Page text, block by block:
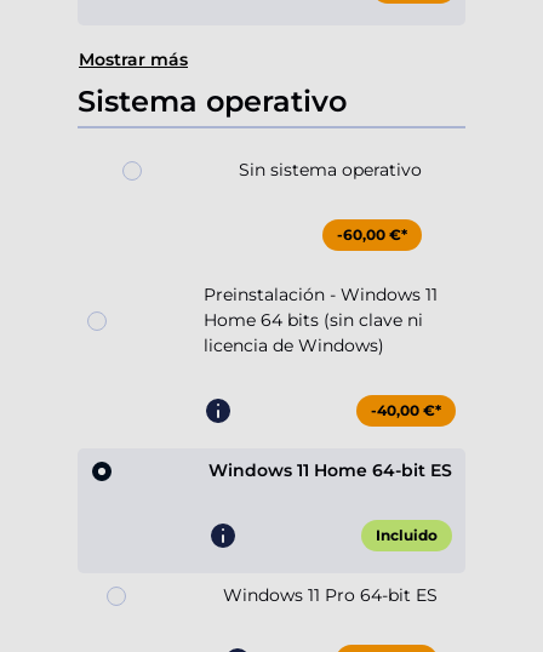
Mostrar más
Sistema operativo
Sin sistema operativo
-60,00 €*
Preinstalación - Windows 11
Home 64 bits (sin clave ni
licencia de Windows)
-40,00 €*
Windows 11 Home 64-bit ES
Incluido
Windows 11 Pro 64-bit ES